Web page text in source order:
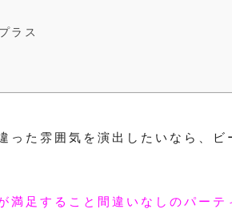
ラス
った雰囲気を演出したいなら、
満足すること間違いなしのパー